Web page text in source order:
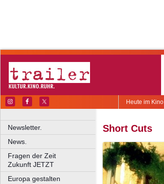
Heute im Kino
Newsletter.
News.
Fragen der Zeit
Zukunft JETZT
Europa gestalten
Short Cuts